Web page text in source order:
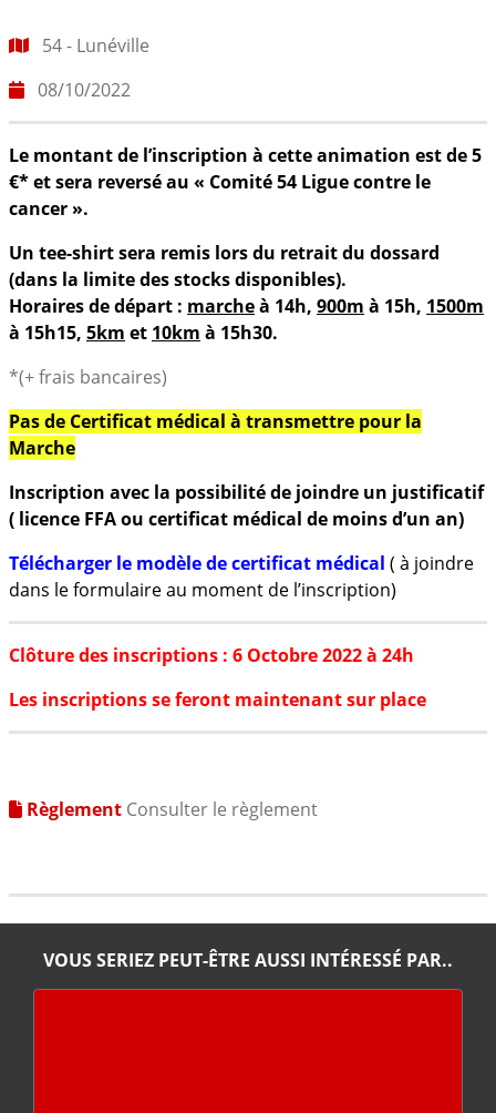
54 - Lunéville
08/10/2022
Le montant de l’inscription à cette animation est de 5
€* et sera reversé au « Comité 54 Ligue contre le
cancer ».
Un tee-shirt sera remis lors du retrait du dossard
(dans la limite des stocks disponibles).
Horaires de départ : marcheà 14h, 900m à 15h, 1500m
à 15h15, 5km et 10km à 15h30.
*(+ frais bancaires)
Pas de Certificat médical à transmettre pour la
Marche
Inscription avec la possibilité de joindre un justificatif
( licence FFA ou certificat médical de moins d’un an)
Télécharger le modèle de certificat médical ( à joindre
dans le formulaire au moment de l’inscription)
Clôture des inscriptions : 6 Octobre 2022 à 24h
Les inscriptions se feront maintenant sur place
Règlement Consulter le règlement
VOUS SERIEZ PEUT-ÊTRE AUSSI INTÉRESSÉ PAR..